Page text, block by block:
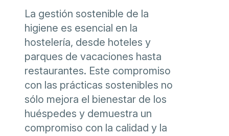
La gestión sostenible de la
higiene es esencial en la
hostelería, desde hoteles y
parques de vacaciones hasta
restaurantes. Este compromiso
con las prácticas sostenibles no
sólo mejora el bienestar de los
huéspedes y demuestra un
compromiso con la calidad y la